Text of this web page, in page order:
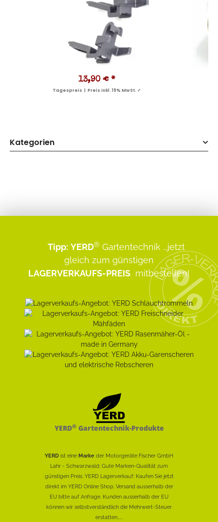
13,90 € *
Tagespreis | Preis inkl. 19% MwSt. ✓
Kategorien
Tipp: YERD® Gartentechnik ...jetzt
gleich zum günstigen
LAGERVERKAUFS-PREIS mitbestellen!
YERD®Gartentechnik-Produkte
YERD ist eine Marke der Motorgeräte Fischer GmbH
Lahr - Schwarzwald: Gute Marken-Qualität zum
günstigen Preis. YERD Lagerverkauf: Kaufen Sie jetzt
direkt im YERD Online Shop. Versand ausserhalb der
EU bitte auf Anfrage. Kunden ausserhalb der EU
können wir selbstverständlich die Mehrwert-Steuer
erstatten......